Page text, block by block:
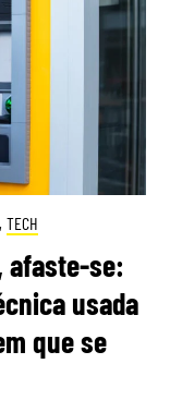
, TECH
afaste-se:
usada
que se